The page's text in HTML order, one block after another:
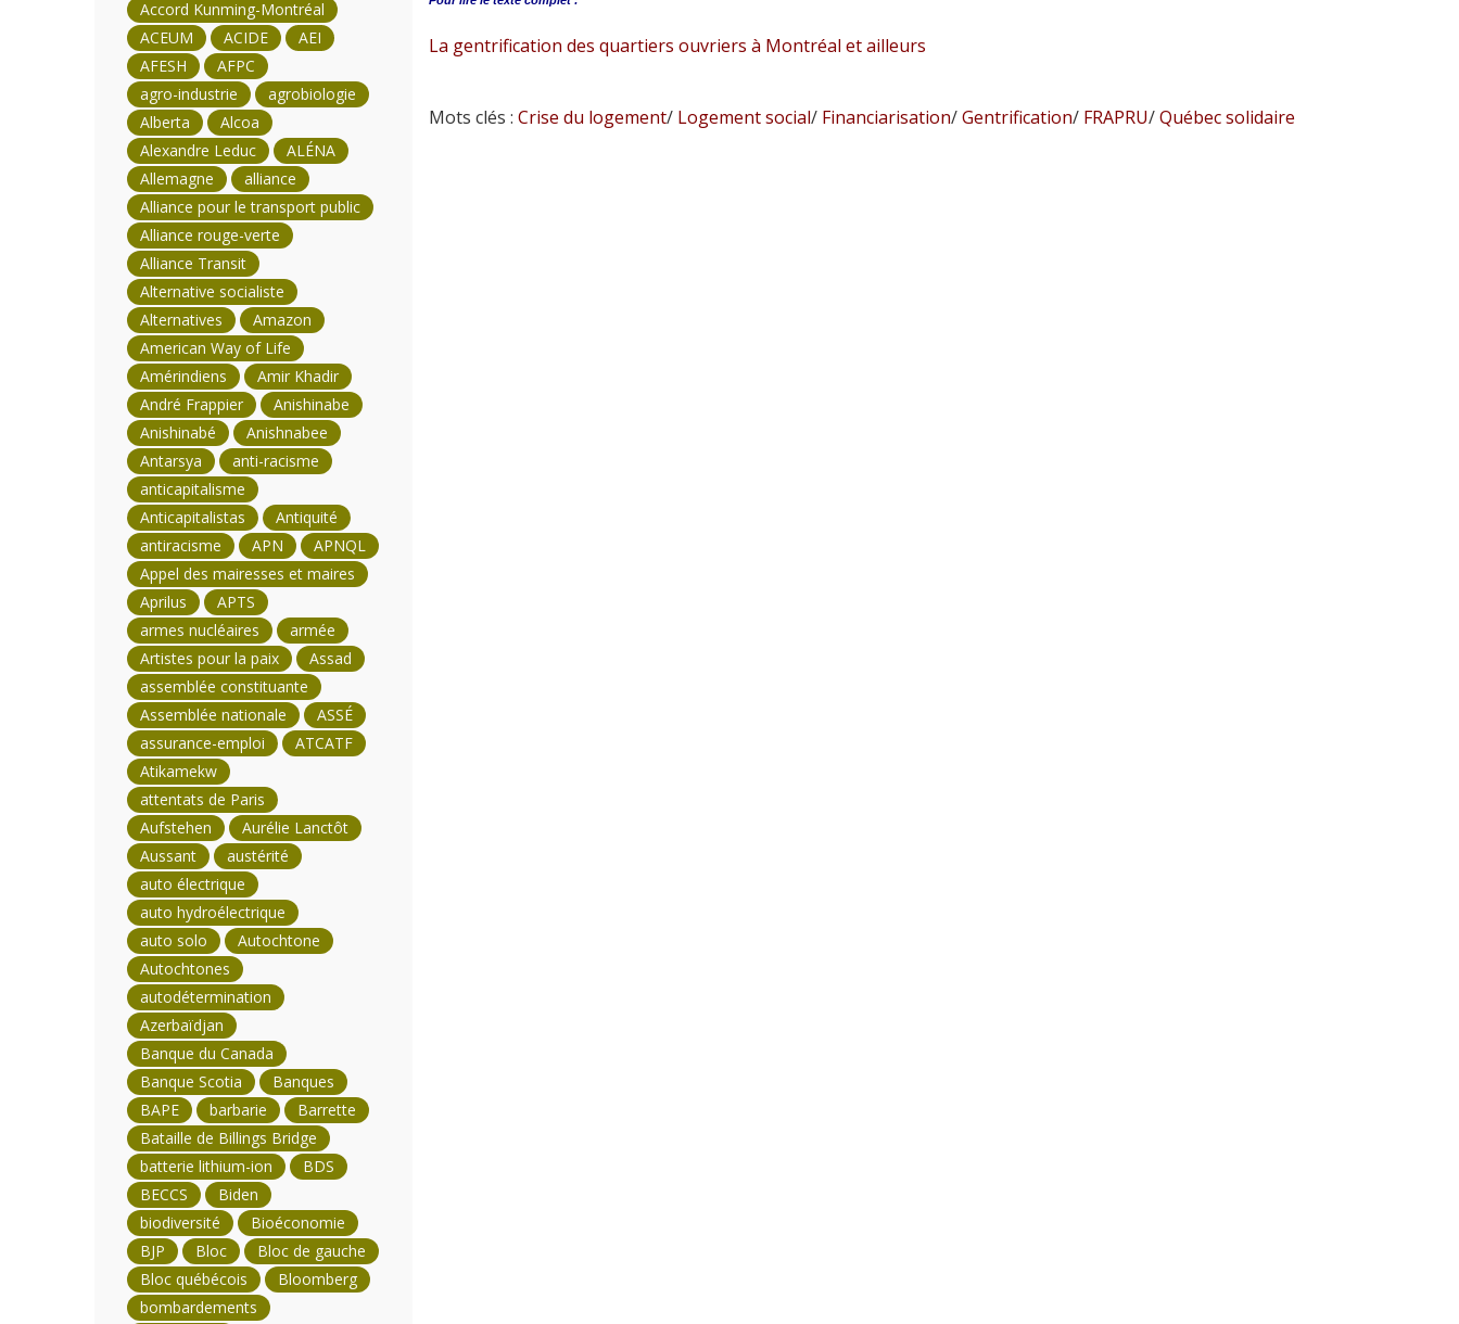
La gentrification des quartiers ouvriers à Montréal et ailleurs
Mots clés : Crise du logement/Logement social/Financiarisation/Gentrification/FRAPRU/Québec solidaire
Accord Kunming-Montréal
ACEUM
ACIDE
AEI
AFESH
AFPC
agro-industrie
agrobiologie
Alberta
Alcoa
Alexandre Leduc
ALÉNA
Allemagne
alliance
Alliance pour le transport public
Alliance rouge-verte
Alliance Transit
Alternative socialiste
Alternatives
Amazon
American Way of Life
Amérindiens
Amir Khadir
André Frappier
Anishinabe
Anishinabé
Anishnabee
Antarsya
anti-racisme
anticapitalisme
Anticapitalistas
Antiquité
antiracisme
APN
APNQL
Appel des mairesses et maires
Aprilus
APTS
armes nucléaires
armée
Artistes pour la paix
Assad
assemblée constituante
Assemblée nationale
ASSÉ
assurance-emploi
ATCATF
Atikamekw
attentats de Paris
Aufstehen
Aurélie Lanctôt
Aussant
austérité
auto électrique
auto hydroélectrique
auto solo
Autochtone
Autochtones
autodétermination
Azerbaïdjan
Banque du Canada
Banque Scotia
Banques
BAPE
barbarie
Barrette
Bataille de Billings Bridge
batterie lithium-ion
BDS
BECCS
Biden
biodiversité
Bioéconomie
BJP
Bloc
Bloc de gauche
Bloc québécois
Bloomberg
bombardements